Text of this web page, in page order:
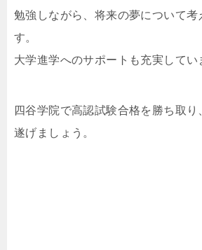
勉強しながら、将来の夢について考
す。
大学進学へのサポートも充実してい
四谷学院で高認試験合格を勝ち取り
遂げましょう。